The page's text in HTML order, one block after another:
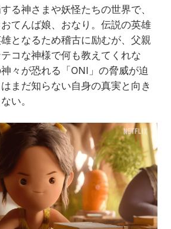
る神さまや妖怪たちの世界で、
てんば娘、おなり。伝説の英雄
となるため稽古に励むが、父親
コな神様で何も教えてくれな
々が恐れる「ONI」の脅威が迫
まだ知らない自身の真実と向き
い。